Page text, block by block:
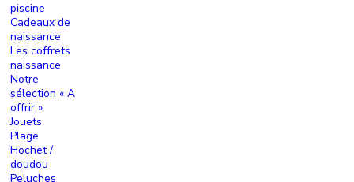
piscine
Cadeaux de
naissance
Les coffrets
naissance
Notre
sélection « A
offrir »
Jouets
Plage
Hochet /
doudou
Peluches